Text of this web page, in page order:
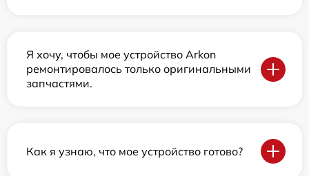
Я хочу, чтобы мое устройство Arkon
ремонтировалось только оригинальными
запчастями.
Как я узнаю, что мое устройство готово?